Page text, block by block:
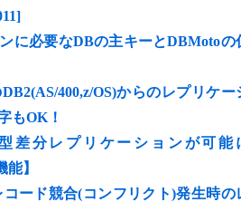
に必要なDBの主キーとDBMotoの
400,z/OS)からのレプリケー
もOK！
差分レプリケーションが可能
能】
ード競合(コンフリクト)発生時の